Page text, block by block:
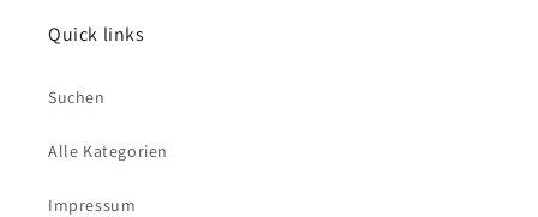
Quick links
Suchen
Alle Kategorien
Impressum